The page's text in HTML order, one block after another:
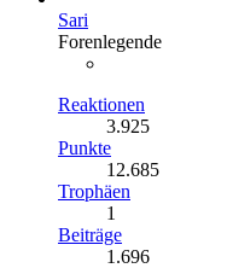
Sari
Forenlegende
Reaktionen
3.925
Punkte
12.685
Trophäen
1
Beiträge
1.696